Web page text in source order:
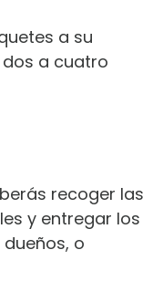
a su
a cuatro
recoger las
y entregar los
o